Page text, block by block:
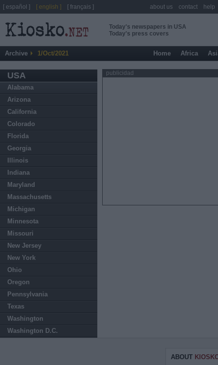
Today's newspapers in USA
Today's press covers
Archive 1/Oct/2021 Home Africa
USA
Alabama
Arizona
California
Colorado
Florida
Georgia
Illinois
Indiana
Maryland
Massachusetts
Michigan
Minnesota
Missouri
New Jersey
New York
Ohio
Oregon
Pennsylvania
Texas
Washington
Washington D.C.
publicidad
ABOUT
[ español ] [ english ] [ français ] about us contact help